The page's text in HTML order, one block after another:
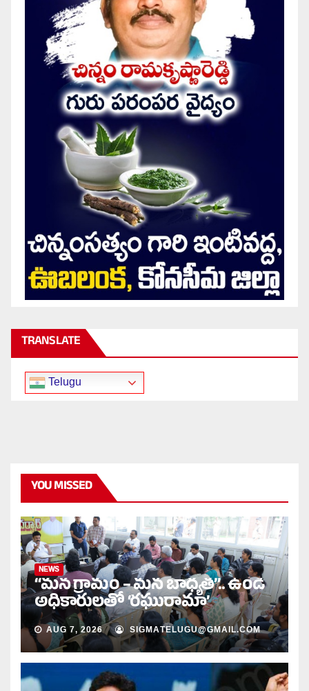
TRANSLATE
Telugu
YOU MISSED
NEWS
“మన గ్రామం – మన బాధ్యత”.. ఉండి
అధికారులతో ‘రఘురామా’
AUG 7, 2026 SIGMATELUGU@GMAIL.COM